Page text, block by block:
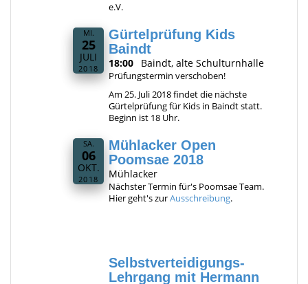
e.V.
MI.
25
JULI
2018
Gürtelprüfung Kids
Baindt
18:00 Baindt, alte Schulturnhalle
Prüfungstermin verschoben!
Am 25. Juli 2018 findet die nächste
Gürtelprüfung für Kids in Baindt statt.
Beginn ist 18 Uhr.
SA.
06
OKT.
2018
Mühlacker Open
Poomsae 2018
Mühlacker
Nächster Termin für's Poomsae Team.
Hier geht's zurAusschreibung.
Selbstverteidigungs-
Lehrgang mit Hermann